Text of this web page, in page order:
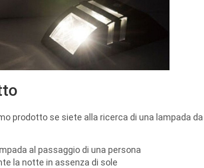
prodotto se siete alla ricerca di una lampada da
al passaggio di una persona
la notte in assenza di sole